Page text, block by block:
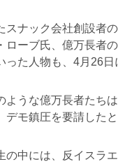
スナック会社創設者
ローブ氏、億万長者
った人物も、4月26
ような億万長者たち
デモ鎮圧を要請した
の中には、反イスラ